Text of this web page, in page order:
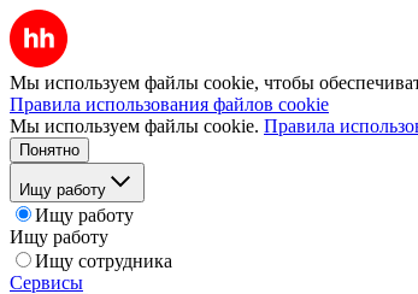
Мы используем файлы cookie, чтобы
Правила использования файлов cookie
Мы используем файлы cookie. Правила
Понятно
Ищу работу
Ищу работу
Ищу работу
Ищу сотрудника
Сервисы